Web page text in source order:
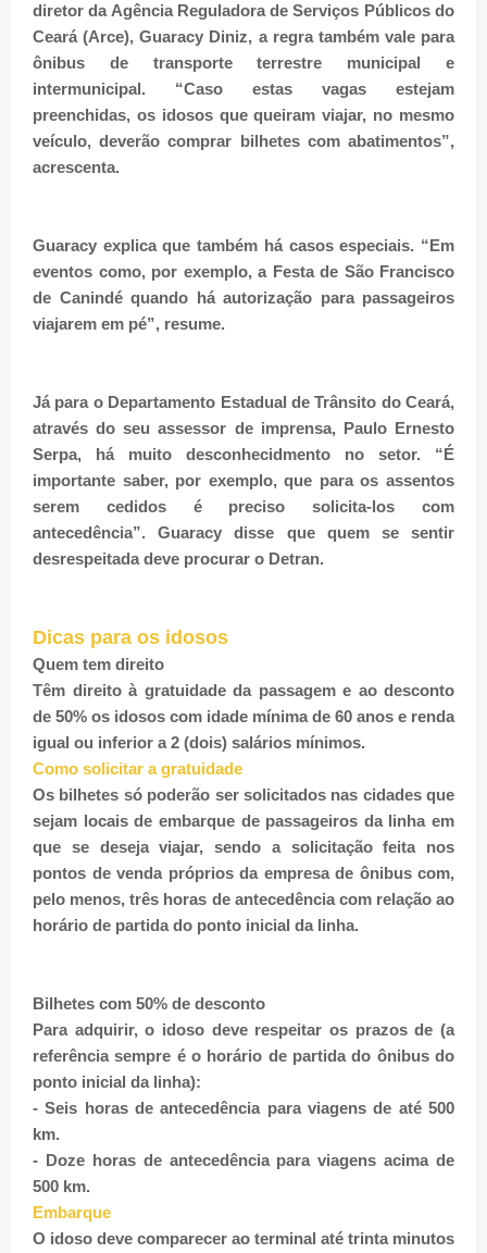
diretor da Agência Reguladora de Serviços Públicos do
Ceará (Arce), Guaracy Diniz, a regra também vale para
ônibus de transporte terrestre municipal e
intermunicipal. “Caso estas vagas estejam
preenchidas, os idosos que queiram viajar, no mesmo
veículo, deverão comprar bilhetes com abatimentos”,
acrescenta.
Guaracy explica que também há casos especiais. “Em
eventos como, por exemplo, a Festa de São Francisco
de Canindé quando há autorização para passageiros
viajarem em pé”, resume.
Já para o Departamento Estadual de Trânsito do Ceará,
através do seu assessor de imprensa, Paulo Ernesto
Serpa, há muito desconhecidmento no setor. “É
importante saber, por exemplo, que para os assentos
serem cedidos é preciso solicita-los com
antecedência”. Guaracy disse que quem se sentir
desrespeitada deve procurar o Detran.
Dicas para os idosos
Quem tem direito
Têm direito à gratuidade da passagem e ao desconto
de 50% os idosos com idade mínima de 60 anos e renda
igual ou inferior a 2 (dois) salários mínimos.
Como solicitar a gratuidade
Os bilhetes só poderão ser solicitados nas cidades que
sejam locais de embarque de passageiros da linha em
que se deseja viajar, sendo a solicitação feita nos
pontos de venda próprios da empresa de ônibus com,
pelo menos, três horas de antecedência com relação ao
horário de partida do ponto inicial da linha.
Bilhetes com 50% de desconto
Para adquirir, o idoso deve respeitar os prazos de (a
referência sempre é o horário de partida do ônibus do
ponto inicial da linha):
- Seis horas de antecedência para viagens de até 500
km.
- Doze horas de antecedência para viagens acima de
500 km.
Embarque
O idoso deve comparecer ao terminal até trinta minutos